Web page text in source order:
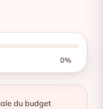
0%
du budget